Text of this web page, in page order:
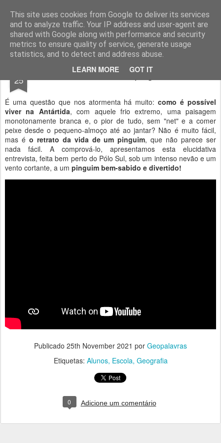
This site uses cookies from Google to deliver its services
and to analyze traffic. Your IP address and user-agent are
shared with Google along with performance and security
metrics to ensure quality of service, generate usage
statistics, and to detect and address abuse.
LEARN MORE GOT IT
Geopalavras
canal800 clique ZapCanal
25 A vida de um pinguim.
É uma questão que nos atormenta há muito:como é possível
viver na Antártida, com aquele frio extremo, uma paisagem
monotonamente branca e, o pior de tudo, sem "net" e a comer
peixe desde o pequeno-almoço até ao jantar? Não é muito fácil,
mas é o retrato da vida de um pinguim, que não parece ser
nada fácil. A comprová-lo, apresentamos esta elucidativa
entrevista, feita bem perto do Pólo Sul, sob um intenso nevão e um
vento cortante, a um pinguim bem-sabido e divertido!
Publicado 25th November 2021 por Geopalavras
Etiquetas: Alunos Escola Geografia
0 Adicione um comentário